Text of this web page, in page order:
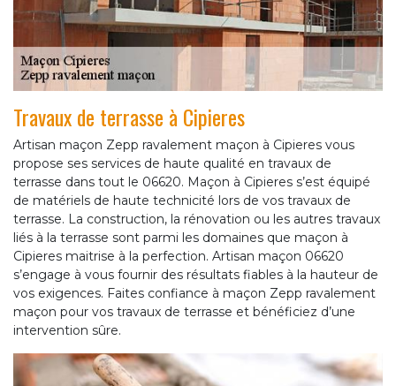
Travaux de terrasse à Cipieres
Artisan maçon Zepp ravalement maçon à Cipieres vous
propose ses services de haute qualité en travaux de
terrasse dans tout le 06620. Maçon à Cipieres s’est équipé
de matériels de haute technicité lors de vos travaux de
terrasse. La construction, la rénovation ou les autres travaux
liés à la terrasse sont parmi les domaines que maçon à
Cipieres maitrise à la perfection. Artisan maçon 06620
s’engage à vous fournir des résultats fiables à la hauteur de
vos exigences. Faites confiance à maçon Zepp ravalement
maçon pour vos travaux de terrasse et bénéficiez d’une
intervention sûre.